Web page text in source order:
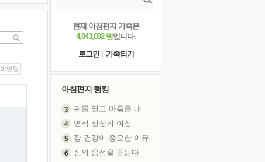
이번달
현재 아침편지 가족은
4,043,002 명입니다.
로그인
가족되기
아침편지 랭킹
귀를 열고 마음을 내어주고
영적 성장의 여정
장 건강이 중요한 이유
신의 음성을 듣는다